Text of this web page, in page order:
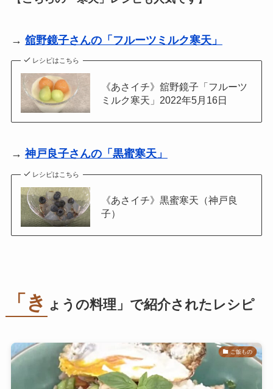
→ 舘野鏡子さんの「フルーツミルク寒天」
レシピはこちら
《あさイチ》舘野鏡子「フルーツ
ミルク寒天」2022年5月16日
→ 神戸良子さんの「黒蜜寒天」
レシピはこちら
《あさイチ》黒蜜寒天（神戸良
子）
「き ょうの料理」で紹介されたレシピ
ご飯もの